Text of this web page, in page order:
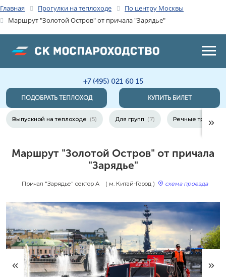
Главная Прогулки на теплоходе
По центру Москвы
Маршрут "Золотой Остров" от причала "Зарядье"
+7 (495) 021 60 15
ПОДОБРАТЬ ТЕПЛОХОД КУПИТЬ БИЛЕТ
Выпускной на теплоходе (5) Для групп (7) Речные трамваи
Маршрут "Золотой Остров" от причала
"Зарядье"
Причал "Зарядье" сектор А ( м. Китай-Город ) схема проезда